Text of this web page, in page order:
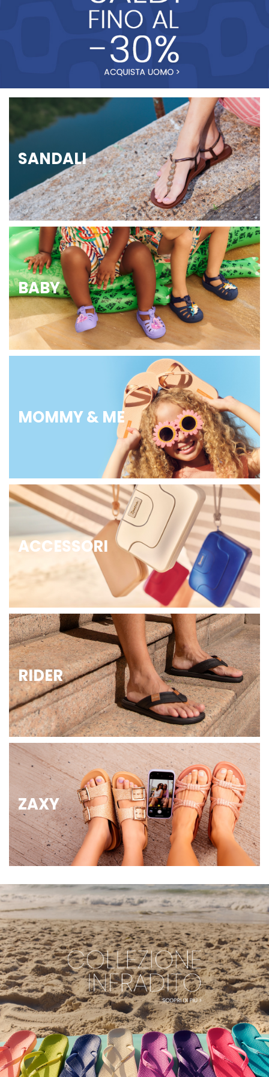
SANDALI
BABY
MOMMY & ME
ACCESSORI
RIDER
ZAXY